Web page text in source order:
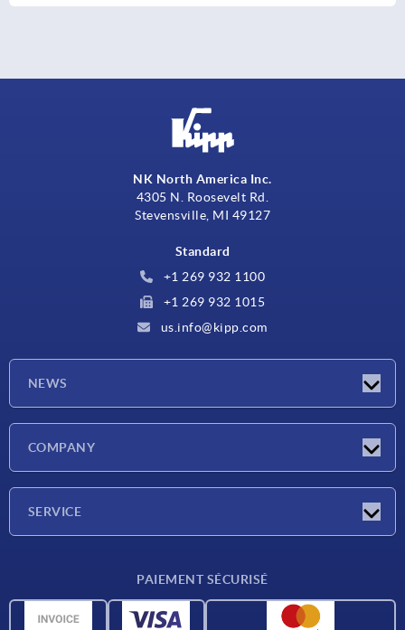
NK North America Inc.
4305 N. Roosevelt Rd.
Stevensville, MI 49127
Standard
+1 269 932 1100
+1 269 932 1015
us.info@kipp.com
NEWS
COMPANY
SERVICE
Matériaux
PAIEMENT SÉCURISÉ